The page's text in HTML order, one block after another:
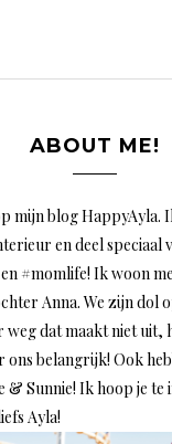
ABOUT ME!
mijn blog HappyAyla.
en deel speciaal
#momlife! Ik woon
Anna. We zijn dol
weg dat maakt niet uit,
ons belangrijk! Ook
& Sunnie! Ik hoop je te
Ayla!